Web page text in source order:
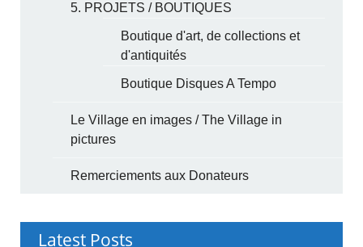
5. PROJETS / BOUTIQUES
Boutique d'art, de collections et
d'antiquités
Boutique Disques A Tempo
Le Village en images / The Village in
pictures
Remerciements aux Donateurs
Latest Posts